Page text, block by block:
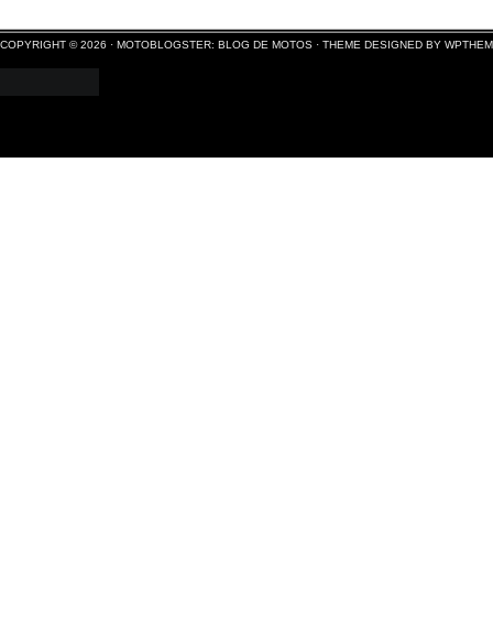
COPYRIGHT © 2026 · MOTOBLOGSTER: BLOG DE MOTOS · THEME DESIGNED BY